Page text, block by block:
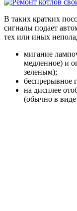
В таких кратких
сигналы подает
тех или иных
мигание
медленное) и
зеленым);
беспрерывное
на дисплее
(обычно в виде